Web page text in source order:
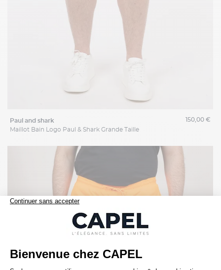
paul and shark
Maillot Bain Logo Paul & Shark Grande Taille
150,00 €